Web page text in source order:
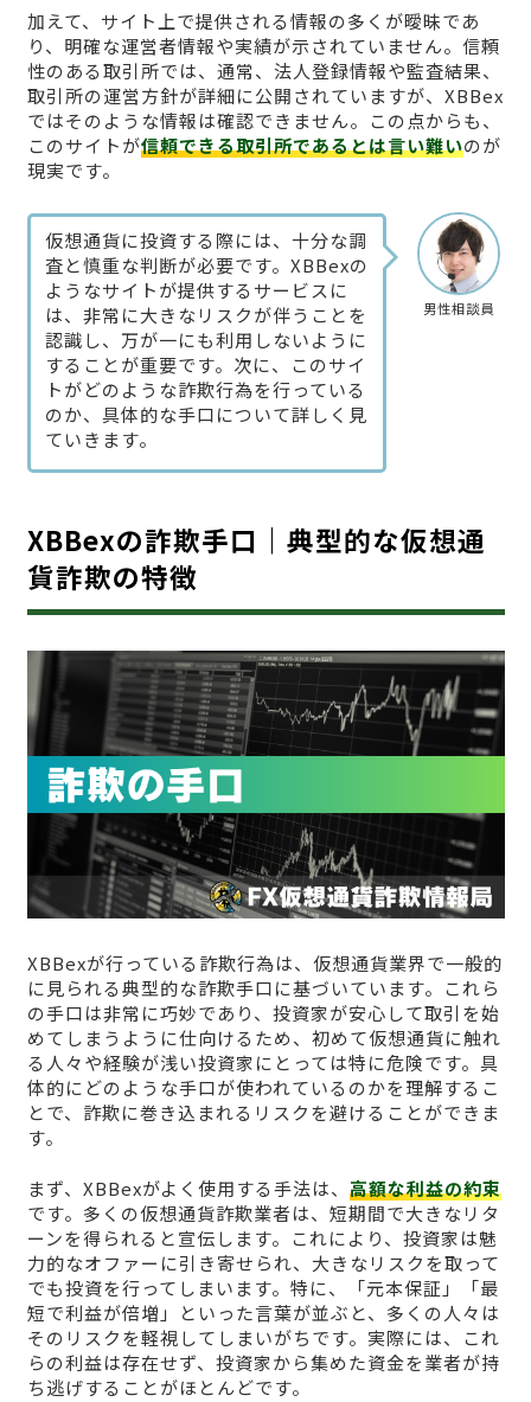
加えて、サイト上で提供される情報の多くが曖昧であ
り、明確な運営者情報や実績が示されていません。信頼
性のある取引所では、通常、法人登録情報や監査結果、
取引所の運営方針が詳細に公開されていますが、XBBex
ではそのような情報は確認できません。この点からも、
このサイトが信頼できる取引所であるとは言い難いのが
現実です。
男性相談員
仮想通貨に投資する際には、十分な調
査と慎重な判断が必要です。XBBexの
ようなサイトが提供するサービスに
は、非常に大きなリスクが伴うことを
認識し、万が一にも利用しないように
することが重要です。次に、このサイ
トがどのような詐欺行為を行っている
のか、具体的な手口について詳しく見
ていきます。
XBBexの詐欺手口｜典型的な仮想通
貨詐欺の特徴
XBBexが行っている詐欺行為は、仮想通貨業界で一般的
に見られる典型的な詐欺手口に基づいています。これら
の手口は非常に巧妙であり、投資家が安心して取引を始
めてしまうように仕向けるため、初めて仮想通貨に触れ
る人々や経験が浅い投資家にとっては特に危険です。具
体的にどのような手口が使われているのかを理解するこ
とで、詐欺に巻き込まれるリスクを避けることができま
す。
まず、XBBexがよく使用する手法は、 高額な利益の約束
です。多くの仮想通貨詐欺業者は、短期間で大きなリタ
ーンを得られると宣伝します。これにより、投資家は魅
力的なオファーに引き寄せられ、大きなリスクを取って
でも投資を行ってしまいます。特に、「元本保証」「最
短で利益が倍増」といった言葉が並ぶと、多くの人々は
そのリスクを軽視してしまいがちです。実際には、これ
らの利益は存在せず、投資家から集めた資金を業者が持
ち逃げすることがほとんどです。